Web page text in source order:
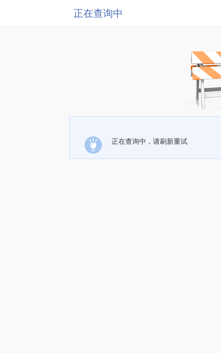
正在查询中
正在查询中，请刷新重试